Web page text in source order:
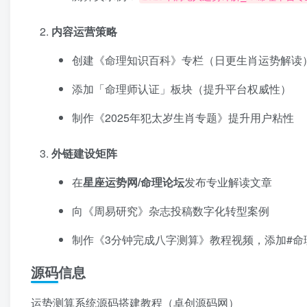
内容运营策略
创建《命理知识百科》专栏（日更生肖运势解读）
添加「命理师认证」板块（提升平台权威性）
制作《2025年犯太岁生肖专题》提升用户粘性
外链建设矩阵
在星座运势网/命理论坛发布专业解读文章
向《周易研究》杂志投稿数字化转型案例
制作《3分钟完成八字测算》教程视频，添加#命
源码信息
运势测算系统源码搭建教程（卓创源码网）